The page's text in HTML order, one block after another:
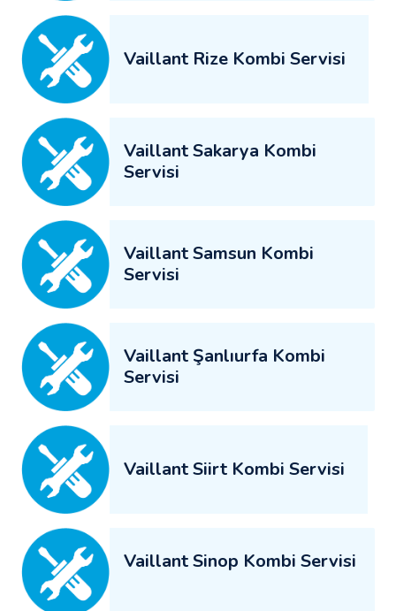
Vaillant Rize Kombi Servisi
Vaillant Sakarya Kombi
Servisi
Vaillant Samsun Kombi
Servisi
Vaillant Şanlıurfa Kombi
Servisi
Vaillant Siirt Kombi Servisi
Vaillant Sinop Kombi Servisi